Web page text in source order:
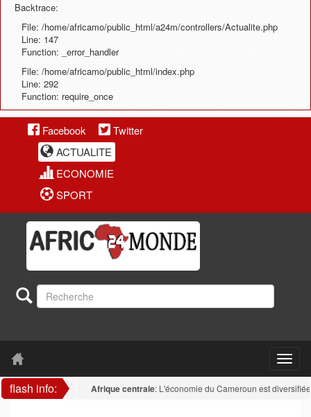
Backtrace:
File: /home/africamo/public_html/a24m/controllers/Actualite.php
Line: 147
Function: _error_handler
File: /home/africamo/public_html/index.php
Line: 292
Function: require_once
Facebook
Twitter
ACTUALITE
ECONOMIE
SPORT
flash info: Afrique centrale: L'économie du Cameroun est diversifiée :